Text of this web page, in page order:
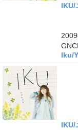
IKU/
Iku/
IKU/